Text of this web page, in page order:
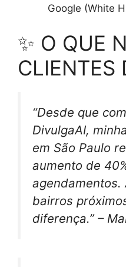
Google (White
✨ O QUE
CLIENTES
“Desde que
DivulgaAI,
em São Paulo
aumento de
agendamentos.
bairros
diferença.” –